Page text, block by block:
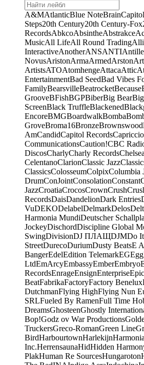
A&MAtlanticBlue NoteBrainCapitol
Steps20th Century20th Century-Fox
RecordsAbkcoAbsintheAbstrakce
MusicAll LifeAll Round Trading
InteractiveAnotherANSANTI
NovusAristonArmaArmedArstonArt
ArtistsATOAtomhengeAttacaAttic
EntertainmentBad SeedBad Vibes
FamilyBearsvilleBeatrocketBecause
GrooveBFishBGPBiberBig Bear
ScreenBlack TruffleBlackened
EncoreBMGBoardwalkBomba
GroveBroma16BronzeBrownswood
AmCandidCapitol RecordsCapriccio
CommunicationsCaution!CBC
DiscosCharlyCharly RecordsChelsea
CelentanoClarionClassic Jazz
ClassicsColosseumColpixColumbia
DrumConJointConsolationConstant
JazzCroatiaCrocosCrownCrush
RecordsDaisDandelionDark Entries
VuDEKODelabelDelmarkDelos
Harmonia MundiDeutscher
JockeyDischordDiscipline Global
SwingDivisionDJ ПЛАЩDJMDo It
StreetDurecoDuriumDusty BeatsE
BangerEdelEdition TelemarkEGEgg
LtdEmArcyEmbassyEmberEmbryo
RecordsEnrageEnsignEnterpriseEpic
BeatFabrikaFactoryFactory Benelux
DutchmanFlying HighFlying Nun
SRLFueled By RamenFull Time
DreamsGhosteenGhostly
Bop!Godz ov War Productions
TruckersGreco-RomanGreen Line
BirdHarbourtownHarlekijnHarmonia
Inc.HerrensaunaHidHidden
PlakHuman Re SourcesHungaroton